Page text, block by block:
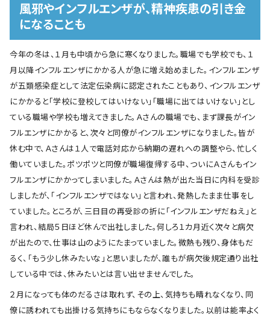
風邪やインフルエンザが、精神疾患の引き金
になることも
今年の冬は、１月も中頃から急に寒くなりました。職場でも学校でも、１
月以降インフルエンザにかかる人が急に増え始めました。インフルエンザ
が五類感染症として法定伝染病に認定されたこともあり、インフルエンザ
にかかると「学校に登校してはいけない」「職場に出てはいけない」とし
ている職場や学校も増えてきました。Ａさんの職場でも、まず課長がイン
フルエンザにかかると、次々と同僚がインフルエンザになりました。皆が
休む中で、Ａさんは１人で電話対応から納期の遅れへの調整やら、忙しく
働いていました。ポツポツと同僚が職場復帰する中、ついにＡさんもイン
フルエンザにかかってしまいました。Ａさんは熱が出た当日に内科を受診
しましたが、「インフルエンザではない」と言われ、発熱したまま仕事をし
ていました。ところが、三日目の再受診の折に「インフルエンザだねえ」と
言われ、結局５日ほど休んで出社しました。何しろ１カ月近く次々と病欠
が出たので、仕事は山のようにたまっていました。微熱も残り、身体もだ
るく、「もう少し休みたいな」と思いましたが、誰もが病欠後規定通り出社
している中では、休みたいとは言い出せませんでした。
２月になっても体のだるさは取れず、その上、気持ちも晴れなくなり、同
僚に誘われても出掛ける気持ちにもならなくなりました。以前は能率よく